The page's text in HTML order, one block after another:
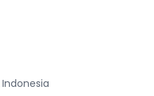
Indonesia